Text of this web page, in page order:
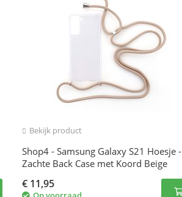
Bekijk product
Shop4 - Samsung Galaxy S21 Hoesje -
Zachte Back Case met Koord Beige
€ 11,95